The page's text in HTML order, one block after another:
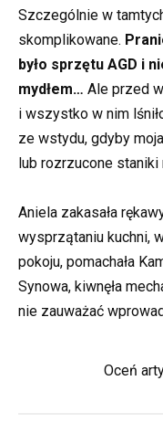
Szczególnie w
skomplikowane.
było sprzętu AGD i
mydłem… Ale przed
i wszystko w nim
ze wstydu, gdyby
lub rozrzucone staniki
Aniela zakasała
wysprzątaniu kuchni,
pokoju, pomachała
Synowa, kiwnęła
nie zauważać
Oceń